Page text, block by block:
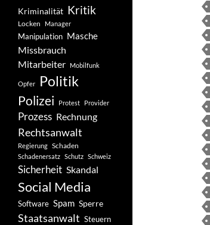
Kriminalität Kritik
Locken Manager
Manipulation Masche
Missbrauch
Mitarbeiter
Mobilfunk
Opfer Politik
Polizei Protest Provider
Prozess Rechnung
Rechtsanwalt
Regierung Schaden
Schadenersatz Schutz Schweiz
Sicherheit Skandal
Social Media
Software Spam Sperre
Staatsanwalt Steuern